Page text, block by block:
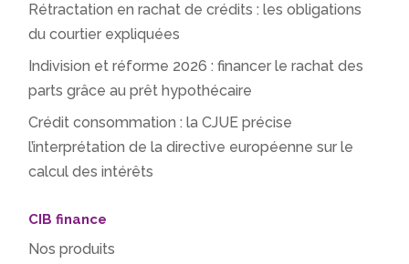
Rétractation en rachat de crédits : les obligations
du courtier expliquées
Indivision et réforme 2026 : financer le rachat des
parts grâce au prêt hypothécaire
Crédit consommation : la CJUE précise
l’interprétation de la directive européenne sur le
calcul des intérêts
CIB finance
Nos produits